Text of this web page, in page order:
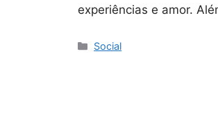
experiências e amor.
Social